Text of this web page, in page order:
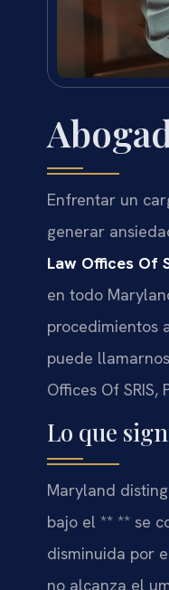
Enfrentar un
generar
Law Offices Of
en todo
procedimientos
puede
Offices Of SRIS,
Lo que
Maryland
bajo el ** ** se
disminuida por
no alcanza el